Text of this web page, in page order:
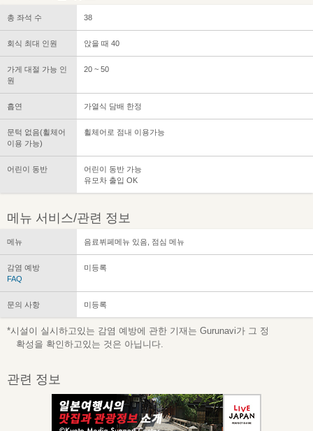
총 좌석 수 38
회식 최대 인원 앉을 때 40
가게 대절 가능 인
원
20 ~ 50
흡연 가열식 담배 한정
문턱 없음(휠체어
이용 가능)
휠체어로 점내 이용가능
어린이 동반
어린이 동반 가능
유모차 출입 OK
메뉴 서비스/관련 정보
메뉴 음료뷔페메뉴 있음, 점심 메뉴
감염 예방
FAQ
미등록
문의 사항 미등록
*시설이 실시하고있는 감염 예방에 관한 기재는 Gurunavi가 그 정
확성을 확인하고있는 것은 아닙니다.
관련 정보